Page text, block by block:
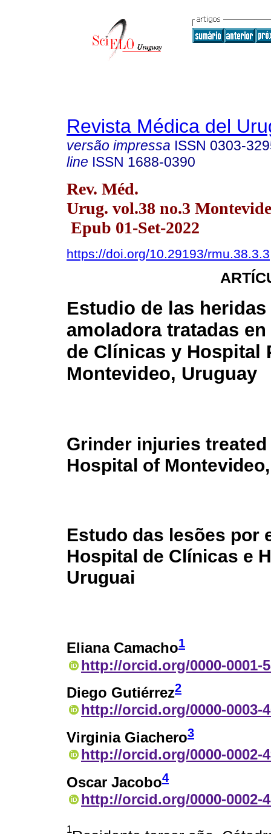
Revista Médica del
versão impressa ISSN 0303-
line ISSN 1688-0390
Rev. Méd.
Urug. vol.38 no.3
Epub 01-Set-2022
https://doi.org/10.29193/rmu.38.3.3
Estudio de las
amoladora tratadas
de Clínicas y Hospital
Montevideo, Uruguay
Grinder injuries
Hospital of
Estudo das lesões por
Hospital de Clínicas e
Uruguai
Eliana Camacho1
http://orcid.org/0000-0001-
Diego Gutiérrez2
http://orcid.org/0000-0003-
Virginia Giachero3
http://orcid.org/0000-0002-
Oscar Jacobo4
http://orcid.org/0000-0002-
1